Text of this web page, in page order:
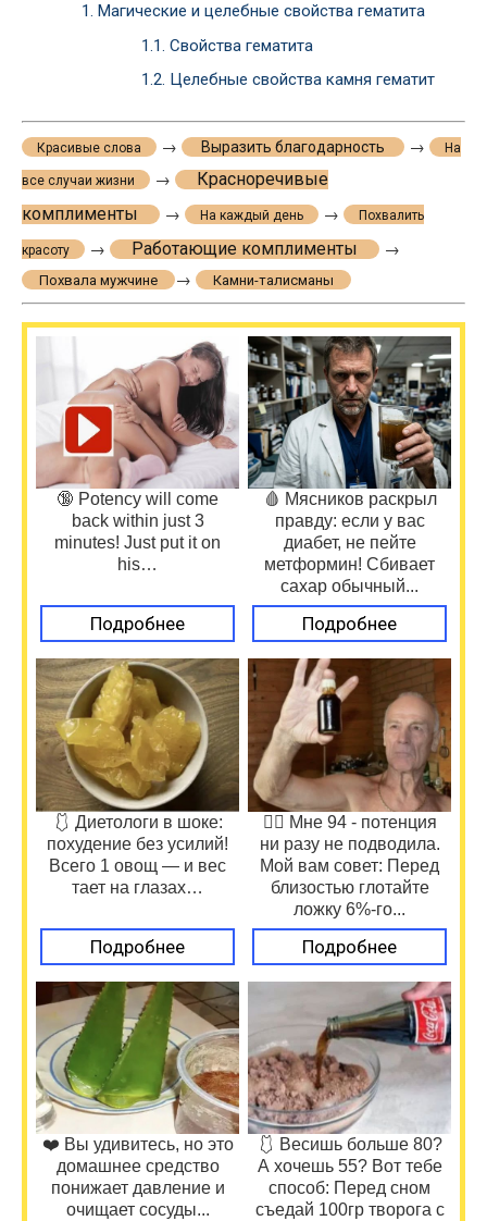
1. Магические и целебные свойства гематита
1.1. Свойства гематита
1.2. Целебные свойства камня гематит
Красивые слова → Выразить благодарность → На
все случаи жизни →
Красноречивые
комплименты
→ На каждый день → Похвалить
красоту → Работающие комплименты →
Похвала мужчине → Камни-талисманы
🔞 Potency will come
back within just 3
minutes! Just put it on
his…
Подробнее
🩸 Мясников раскрыл
правду: если у вас
диабет, не пейте
метформин! Сбивает
сахар обычный...
Подробнее
🩱 Диетологи в шоке:
похудение без усилий!
Всего 1 овощ — и вес
тает на глазах…
Подробнее
❤️‍🔥 Мне 94 - потенция
ни разу не подводила.
Мой вам совет: Перед
близостью глотайте
ложку 6%-го...
Подробнее
❤️ Вы удивитесь, но это
домашнее средство
понижает давление и
очищает сосуды...
🩱 Весишь больше 80?
А хочешь 55? Вот тебе
способ: Перед сном
съедай 100гр творога с